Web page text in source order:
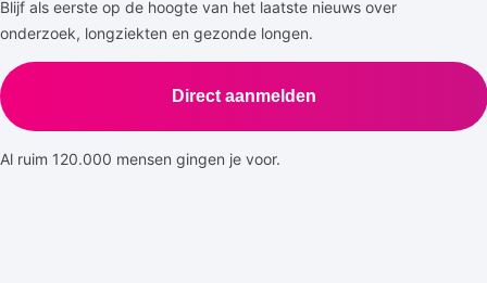
Blijf als eerste op de hoogte van het laatste nieuws over
onderzoek, longziekten en gezonde longen.
Direct aanmelden
Al ruim 120.000 mensen gingen je voor.